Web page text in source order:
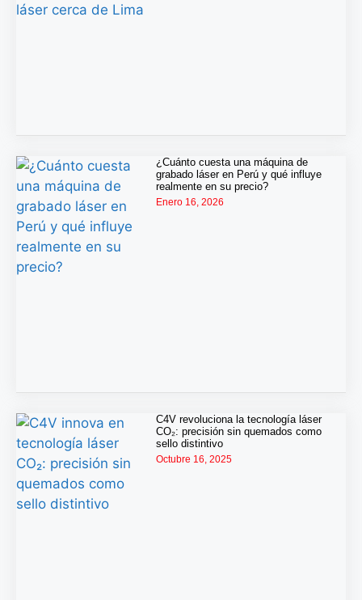
¿Cuánto cuesta una máquina de
grabado láser en Perú y qué influye
realmente en su precio?
Enero 16, 2026
C4V revoluciona la tecnología láser
CO₂: precisión sin quemados como
sello distintivo
Octubre 16, 2025